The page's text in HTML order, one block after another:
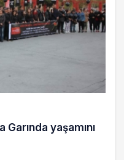
yaşamını